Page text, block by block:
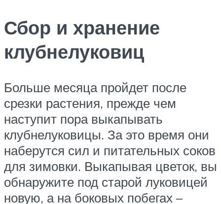
Сбор и хранение
клубнелуковиц
Больше месяца пройдет после
срезки растения, прежде чем
наступит пора выкапывать
клубнелуковицы. За это время они
наберутся сил и питательных соков
для зимовки. Выкапывая цветок, вы
обнаружите под старой луковицей
новую, а на боковых побегах –